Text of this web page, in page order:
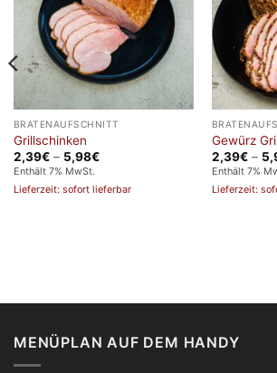
BRATENAUFSCHNITT
Grillschinken
2,39€ – 5,98€Preisspanne:
5,98€
Enthält 7% MwSt.
Lieferzeit: sofort lieferbar
Gewürz
2,39€ –
Enthält 7%
Lieferzeit:
MENÜPLAN AUF DEM HANDY